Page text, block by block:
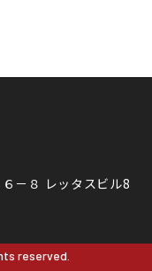
－８ レッタスビル8
reserved.